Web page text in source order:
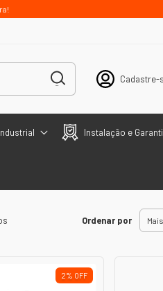
Cadastre-
Instalação e
Ordenar por
2% OFF